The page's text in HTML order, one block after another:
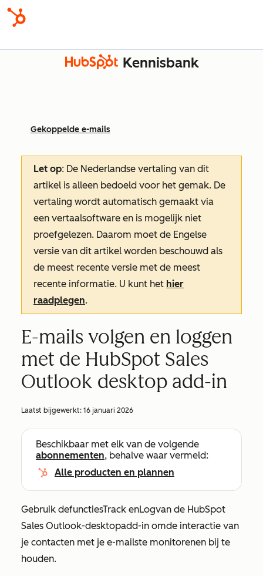
Kennisbank
Gekoppelde e-mails
Let op: De Nederlandse vertaling van dit
artikel is alleen bedoeld voor het gemak. De
vertaling wordt automatisch gemaakt via
een vertaalsoftware en is mogelijk niet
proefgelezen. Daarom moet de Engelse
versie van dit artikel worden beschouwd als
de meest recente versie met de meest
recente informatie. U kunt het hier
raadplegen.
E-mails volgen en loggen
met de HubSpot Sales
Outlook desktop add-in
Laatst bijgewerkt: 16 januari 2026
Beschikbaar met elk van de volgende
abonnementen, behalve waar vermeld:
Alle producten en plannen
Gebruik defunctiesTrack enLogvan de HubSpot
Sales Outlook-desktopadd-in omde interactie van
je contacten met je e-mailste monitorenen bij te
houden.